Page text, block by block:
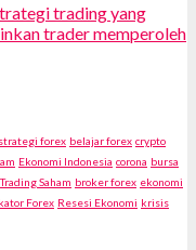
trading yang
trader memperoleh
strategi forex belajar forex crypto
Ekonomi Indonesia corona bursa
Trading Saham broker forex ekonomi
Forex Resesi Ekonomi krisis